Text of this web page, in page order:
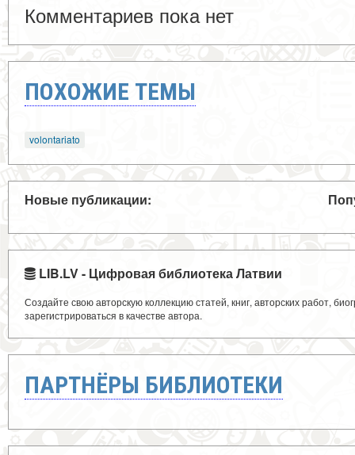
Комментариев пока нет
ПОХОЖИЕ ТЕМЫ
volontariato
Новые публикации:
LIB.LV - Цифровая библиотека Латвии
Создайте свою авторскую коллекцию статей, книг, авторских работ,
зарегистрироваться в качестве автора.
ПАРТНЁРЫ БИБЛИОТЕКИ